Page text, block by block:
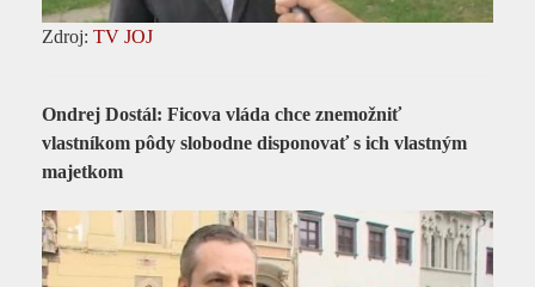
Zdroj: TV JOJ
Ondrej Dostál: Ficova vláda chce znemožniť
vlastníkom pôdy slobodne disponovať s ich vlastným
majetkom